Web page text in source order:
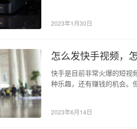
2023年1月30日
怎么发快手视频，
快手是目前非常火爆的短视
种乐趣，还有赚钱的机会。
2023年6月14日